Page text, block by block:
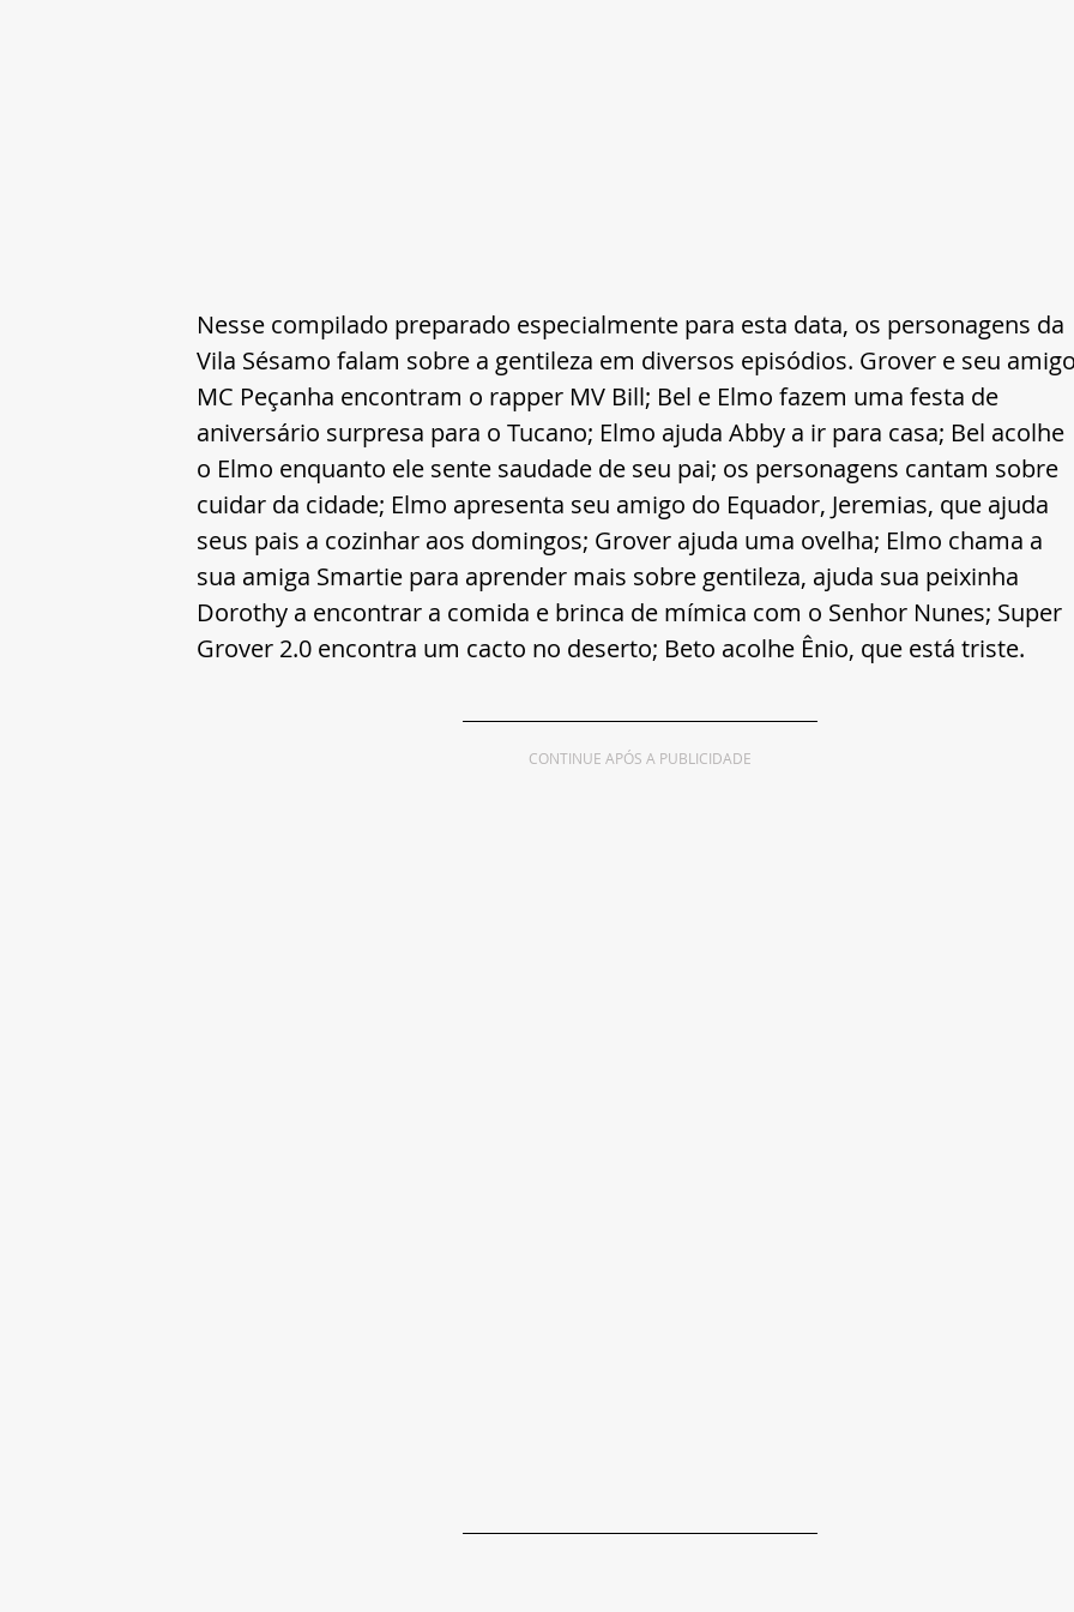
Nesse compilado preparado especialmente para esta data, os personagens da
Vila Sésamo falam sobre a gentileza em diversos episódios. Grover e seu
MC Peçanha encontram o rapper MV Bill; Bel e Elmo fazem uma festa de
aniversário surpresa para o Tucano; Elmo ajuda Abby a ir para casa; Bel acolhe
o Elmo enquanto ele sente saudade de seu pai; os personagens cantam sobre
cuidar da cidade; Elmo apresenta seu amigo do Equador, Jeremias, que ajuda
seus pais a cozinhar aos domingos; Grover ajuda uma ovelha; Elmo chama a
sua amiga Smartie para aprender mais sobre gentileza, ajuda sua peixinha
Dorothy a encontrar a comida e brinca de mímica com o Senhor Nunes; Super
Grover 2.0 encontra um cacto no deserto; Beto acolhe Ênio, que está triste.
CONTINUE APÓS A PUBLICIDADE